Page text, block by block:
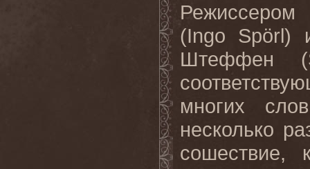
(Ingo Spörl)
Штеффен
многих
несколько